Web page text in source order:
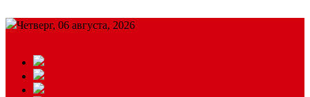
Четверг, 06 августа, 2026